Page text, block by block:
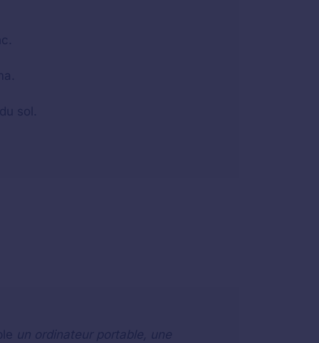
sol.
un ordinateur portable, une